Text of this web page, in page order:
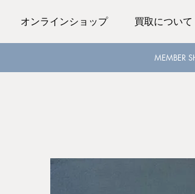
オンラインショップ 買取について
MEMBER